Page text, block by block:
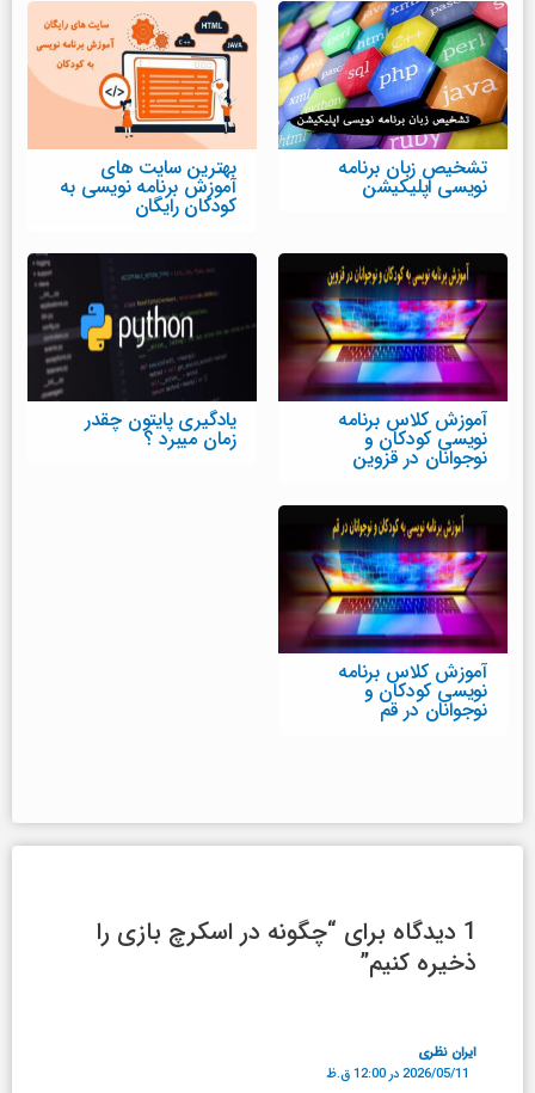
تشخیص زبان برنامه
نویسی اپلیکیشن
بهترین سایت های
آموزش برنامه نویسی به
کودکان رایگان
آموزش کلاس برنامه
نویسی کودکان و
نوجوانان در قزوین
یادگیری پایتون چقدر
زمان میبرد ؟
آموزش کلاس برنامه
نویسی کودکان و
نوجوانان در قم
1 دیدگاه برای “چگونه در اسکرچ بازی را
ذخیره کنیم”
ایران نظری
2026/05/11 در 12:00 ق.ظ